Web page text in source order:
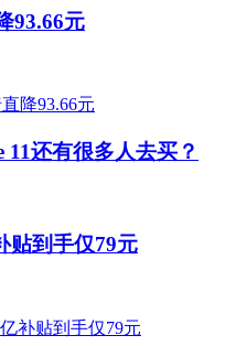
93.66元
还有很多人去买？
贴到手仅79元